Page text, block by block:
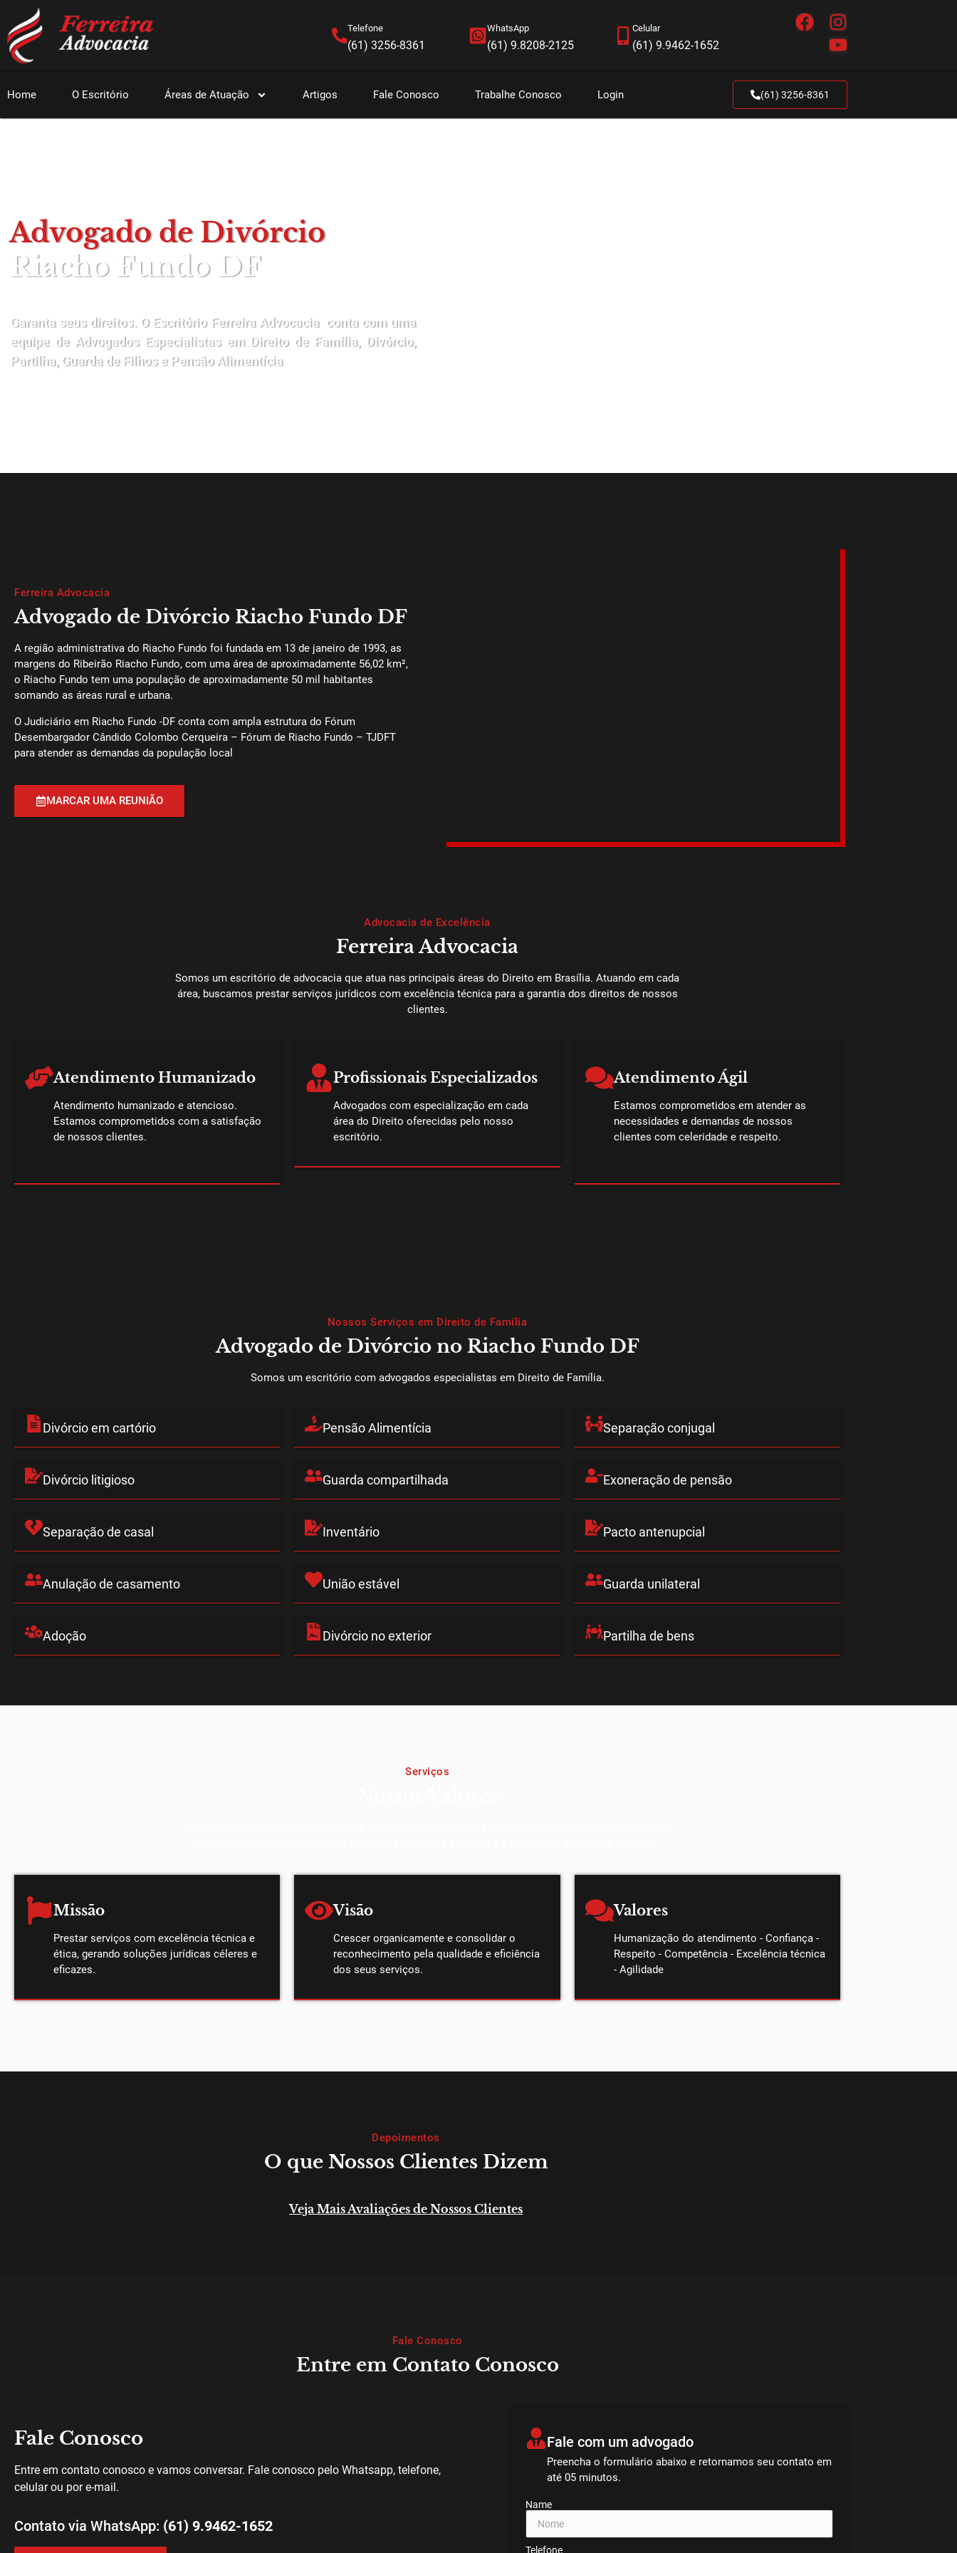
Telefone
(61) 3256-8361
WhatsApp
(61) 9.8208-2125
Celular
(61) 9.9462-1652
Home O Escritório Áreas de Atuação Artigos Fale Conosco Trabalhe Conosco Login (61) 3256-8361
Advogado de Divórcio
Riacho Fundo DF
Garanta seus direitos. O Escritório Ferreira Advocacia conta com uma
equipe de Advogados Especialistas em Direito de Família, Divórcio,
Partilha, Guarda de Filhos e Pensão Alimentícia
Ferreira Advocacia
Advogado de Divórcio Riacho Fundo DF
A região administrativa do Riacho Fundo foi fundada em 13 de janeiro de 1993, as
margens do Ribeirão Riacho Fundo, com uma área de aproximadamente 56,02 km²,
o Riacho Fundo tem uma população de aproximadamente 50 mil habitantes
somando as áreas rural e urbana.
O Judiciário em Riacho Fundo -DF conta com ampla estrutura do Fórum
Desembargador Cândido Colombo Cerqueira – Fórum de Riacho Fundo – TJDFT
para atender as demandas da população local
MARCAR UMA REUNIÃO
Advocacia de Excelência
Ferreira Advocacia
Somos um escritório de advocacia que atua nas principais áreas do Direito em Brasília. Atuando em cada
área, buscamos prestar serviços jurídicos com excelência técnica para a garantia dos direitos de nossos
clientes.
Atendimento Humanizado
Atendimento humanizado e atencioso.
Estamos comprometidos com a satisfação
de nossos clientes.
Profissionais Especializados
Advogados com especialização em cada
área do Direito oferecidas pelo nosso
escritório.
Atendimento Ágil
Estamos comprometidos em atender as
necessidades e demandas de nossos
clientes com celeridade e respeito.
Nossos Serviços em Direito de Família
Advogado de Divórcio no Riacho Fundo DF
Somos um escritório com advogados especialistas em Direito de Família.
Divórcio em cartório Pensão Alimentícia Separação conjugal
Divórcio litigioso Guarda compartilhada Exoneração de pensão
Separação de casal Inventário Pacto antenupcial
Anulação de casamento União estável Guarda unilateral
Adoção Divórcio no exterior Partilha de bens
Serviços
Missão
Prestar serviços com excelência técnica e
ética, gerando soluções jurídicas céleres e
eficazes.
Visão
Crescer organicamente e consolidar o
reconhecimento pela qualidade e eficiência
dos seus serviços.
Valores
Humanização do atendimento - Confiança -
Respeito - Competência - Excelência técnica
- Agilidade
Depoimentos
O que Nossos Clientes Dizem
Veja Mais Avaliações de Nossos Clientes
Fale Conosco
Entre em Contato Conosco
Fale Conosco
Entre em contato conosco e vamos conversar. Fale conosco pelo Whatsapp, telefone,
celular ou por e-mail.
Contato via WhatsApp: (61) 9.9462-1652
Fale com um advogado
Preencha o formulário abaixo e retornamos seu contato em
até 05 minutos.
Name
Telefone